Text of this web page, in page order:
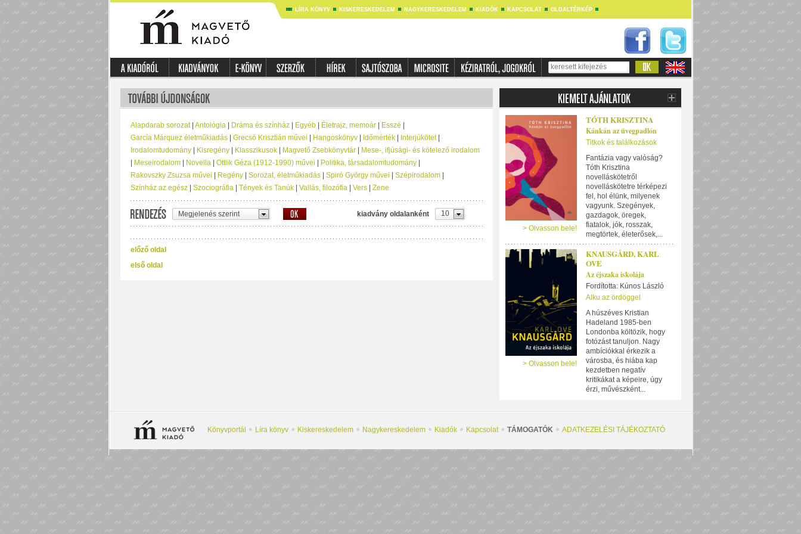
LÍRA KÖNYV KISKERESKEDELEM NAGYKERESKEDELEM KIADÓK KAPCSOLAT OLDALTÉRKÉP
Alapdarab sorozat| Antológia| Dráma és színház| Egyéb| Életrajz, memoár| Esszé
García Márquez életműkiadás| Grecsó Krisztián művei Hangoskönyv| Időmérték| Interjúkötet|
Irodalomtudomány| Kisregény| Klasszikusok| Magvető Zsebkönyvtár|
Mese-, ifjúsági- és kötelező irodalom
Meseirodalom| Novella| Ottlik Géza (1912-1990) művei Politika, társadalomtudomány|
Rakovszky Zsuzsa művei
Regény| Sorozat, életműkiadás| Spiró György művei Szépirodalom|
Színház az egész| Szociográfia| Tények és Tanúk| Vallás, filozófia| Vers| Zene
Megjelenés szerint kiadvány oldalanként 10
előző oldal
első oldal
> Olvasson bele!
TÓTH KRISZTINA
Kánkán az üvegpadlón
Titkok és találkozások
Fantázia vagy valóság?
Tóth Krisztina
novelláskötetről
novelláskötetre térképezi
fel, hol élünk, milyenek
vagyunk. Szegények,
gazdagok, öregek,
fiatalok, jók, rosszak,
megtörtek, életerősek,...
> Olvasson bele!
KNAUSGÅRD, KARL
OVE
Az éjszaka iskolája
Fordította: Kúnos László
Alku az ördöggel
A húszéves Kristian
Hadeland 1985-ben
Londonba költözik, hogy
fotózást tanuljon. Nagy
ambíciókkal érkezik a
városba, és hiába kap
kezdetben negatív
kritikákat a képeire, úgy
érzi, művészként...
Könyvportál Líra könyv Kiskereskedelem Nagykereskedelem Kiadók Kapcsolat TÁMOGATÓK ADATKEZELÉSI TÁJÉKOZTATÓ